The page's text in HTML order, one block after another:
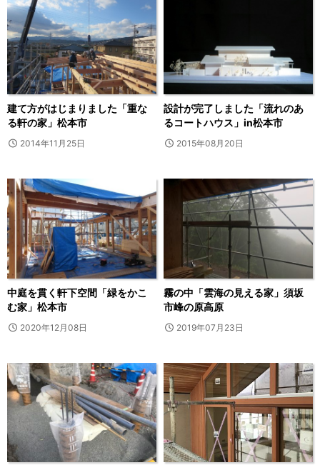
建て方がはじまりました「重な
る軒の家」松本市
2014年11月25日
設計が完了しました「流れのあ
るコートハウス」in松本市
2015年08月20日
中庭を貫く軒下空間「緑をかこ
む家」松本市
2020年12月08日
霧の中「雲海の見える家」須坂
市峰の原高原
2019年07月23日